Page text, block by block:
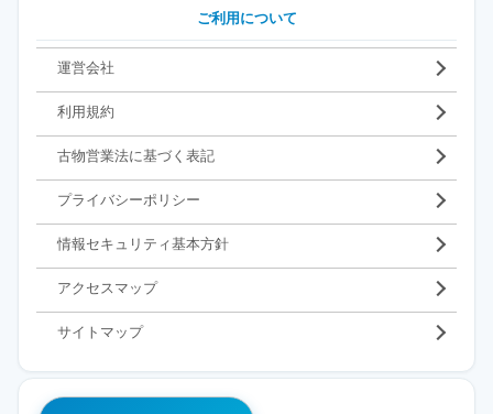
ご利用について
運営会社
利用規約
古物営業法に基づく表記
プライバシーポリシー
情報セキュリティ基本方針
アクセスマップ
サイトマップ